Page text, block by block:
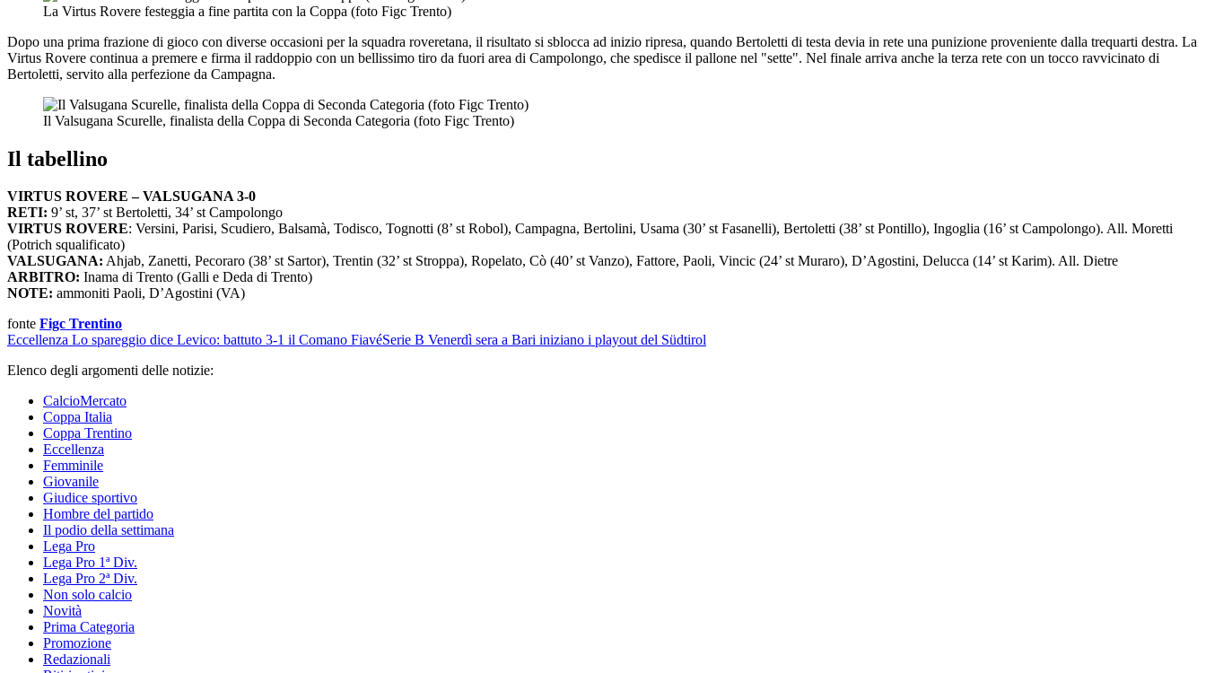
La Virtus Rovere festeggia a fine partita con la Coppa (foto Figc Trento)
Dopo una prima frazione di gioco con diverse occasioni per la squadra roveretana, il risultato si sblocca ad inizio ripresa, quando Bertoletti di testa devia in rete una punizione proveniente dalla trequarti destra. La
Virtus Rovere continua a premere e firma il raddoppio con un bellissimo tiro da fuori area di Campolongo, che spedisce il pallone nel "sette". Nel finale arriva anche la terza rete con un tocco ravvicinato di
Bertoletti, servito alla perfezione da Campagna.
Il Valsugana Scurelle, finalista della Coppa di Seconda Categoria (foto Figc Trento)
Il tabellino
VIRTUS ROVERE – VALSUGANA 3-0
RETI: 9’ st, 37’ st Bertoletti, 34’ st Campolongo
VIRTUS ROVERE: Versini, Parisi, Scudiero, Balsamà, Todisco, Tognotti (8’ st Robol), Campagna, Bertolini, Usama (30’ st Fasanelli), Bertoletti (38’ st Pontillo), Ingoglia (16’ st Campolongo). All. Moretti
(Potrich squalificato)
VALSUGANA: Ahjab, Zanetti, Pecoraro (38’ st Sartor), Trentin (32’ st Stroppa), Ropelato, Cò (40’ st Vanzo), Fattore, Paoli, Vincic (24’ st Muraro), D’Agostini, Delucca (14’ st Karim). All. Dietre
ARBITRO: Inama di Trento (Galli e Deda di Trento)
NOTE: ammoniti Paoli, D’Agostini (VA)
fonte Figc Trentino
Eccellenza Lo spareggio dice Levico: battuto 3-1 il Comano FiavéSerie B Venerdì sera a Bari iniziano i playout del Südtirol
Elenco degli argomenti delle notizie:
CalcioMercato
Coppa Italia
Coppa Trentino
Eccellenza
Femminile
Giovanile
Giudice sportivo
Hombre del partido
Il podio della settimana
Lega Pro
Lega Pro 1ª Div.
Lega Pro 2ª Div.
Non solo calcio
Novità
Prima Categoria
Promozione
Redazionali